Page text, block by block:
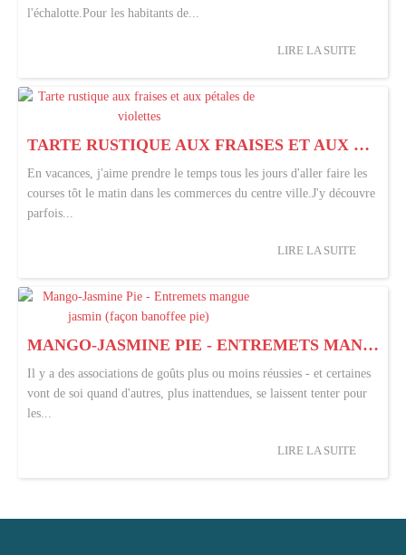
l'échalotte.Pour les habitants de...
LIRE LA SUITE
TARTE RUSTIQUE AUX FRAISES ET AUX PÉTALES DE VIOLETTES
En vacances, j'aime prendre le temps tous les jours d'aller faire les
courses tôt le matin dans les commerces du centre ville.J'y découvre
parfois...
LIRE LA SUITE
MANGO-JASMINE PIE - ENTREMETS MANGUE JASMIN (FAÇON BANOFFEE PIE)
Il y a des associations de goûts plus ou moins réussies - et certaines
vont de soi quand d'autres, plus inattendues, se laissent tenter pour
les...
LIRE LA SUITE